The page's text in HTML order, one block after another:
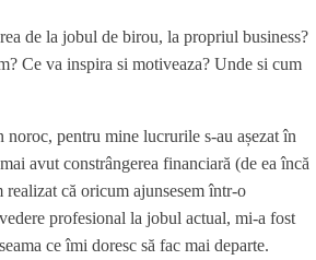
de la jobul de birou, la propriul business?
Ce va inspira si motiveaza? Unde si cum
noroc, pentru mine lucrurile s-au așezat în
avut constrângerea financiară (de ea încă
realizat că oricum ajunsesem într-o
profesional la jobul actual, mi-a fost
ce îmi doresc să fac mai departe.